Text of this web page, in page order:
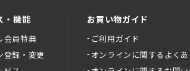
・機能
会員特典
登録・変更
お買い物ガイド
ご利用ガイド
オンラインに関するよく